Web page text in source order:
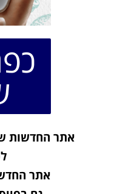
אתר החדשות
אתר